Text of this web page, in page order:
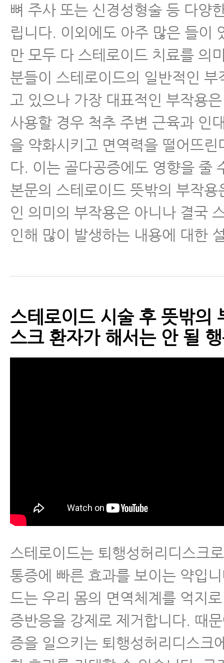
- 허리디스크파열 자연치유 - 실전
및 회복패턴 알기
- 서울 한방척추전문병원이 알려
수술 신중히 결정해야 하는 이유
- 허리디스크 파열
- 허리디스크 파열 흡수되는 이유
- 허리디스크 파열 한방치료로 어
요?
- 허리디스크병원에서 알려주는
시 힘빠짐과 마비 증상, 체크하는
- 허리디스크파열 됐을 때 한의사
- 허리디스크치료 한약 효과
- 허리디스크 운동 이야기 지금까
- 허리디스크 운동에 대해 잘못 알
- 허리디스크 급성기에 통증을 줄
없다
- 허리디스크 생활습관
- 허리디스크 의자, 허리에 좋은
- 허리디스크 치료해도 낫지 않는
- 허리디스크 수술을 꼭 해야 하는
뼈 주사 또는 신경성형술 등 다양
립니다. 이외에도 아주 많은 들이
만 모두 다 스테로이드 치료를 의
분들이 스테로이드의 일반적인 부
고 있으나 가장 대표적인 부작용
사용할 경우 척추 주변 근육과 인
을 약화시키고 면역력을 떨어뜨린
다. 이는 골다공증에도 영향을 줄
본문의 스테로이드 뜻밖의 부작용
인 의미의 부작용은 아니나 결국
인해 많이 발생하는 내용에 대한
스테로이드 시술 후 뜻밖의
스크 환자가 해서는 안 될
스테로이드는 퇴행성허리디스크
통증에 빠른 효과를 보이는 약입
드는 우리 몸의 면역체계를 억지
증반응을 강제로 제거합니다. 때
증을 일으키는 퇴행성허리디스크